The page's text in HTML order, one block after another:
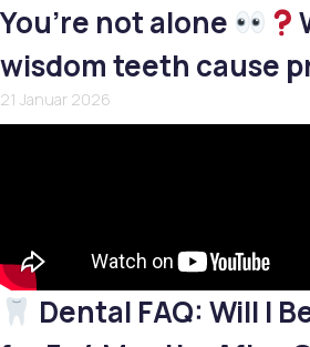
You’re not alone
wisdom teeth cause
21 Januar 2026
Dental FAQ: Will I